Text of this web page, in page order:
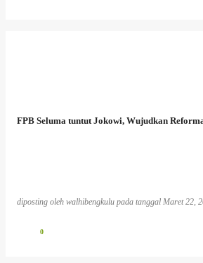
FPB Seluma tuntut Jokowi, Wujudkan
diposting oleh walhibengkulu pada tanggal Maret 22,
0